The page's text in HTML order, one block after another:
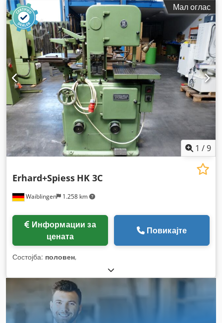
Мал оглас
1 /9
Waiblingen 1.258 km
Erhard+Spiess HK 3C
цената
Повикајте
Состојба: половен,